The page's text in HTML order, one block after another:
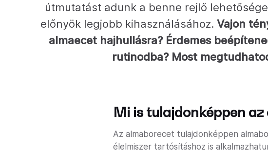
útmutatást adunk a benne rejlő
előnyök legjobb kihasználásához. Vajon
almaecet hajhullásra? Érdemes
rutinodba? Most
Mi is tulajdonképpen
Az almaborecet tulajdonképpen
élelmiszer tartósításhoz is